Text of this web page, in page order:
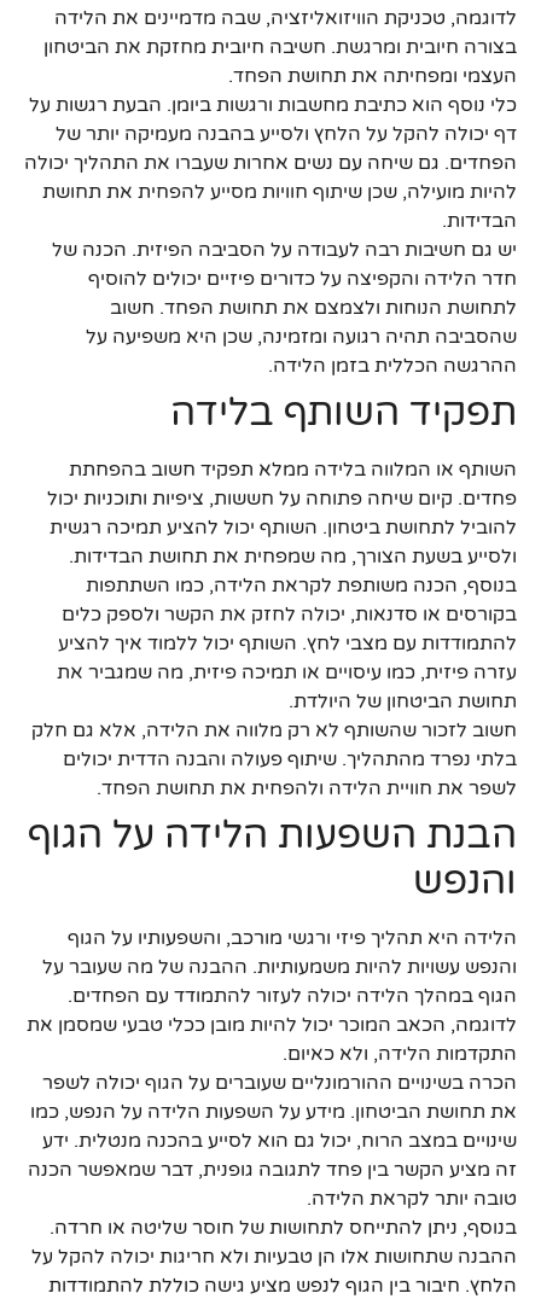
לדוגמה, טכניקת הוויזואליזציה, שבה מדמיינים את הלידה
בצורה חיובית ומרגשת. חשיבה חיובית מחזקת את הביטחון
העצמי ומפחיתה את תחושת הפחד.
כלי נוסף הוא כתיבת מחשבות ורגשות ביומן. הבעת רגשות על
דף יכולה להקל על הלחץ ולסייע בהבנה מעמיקה יותר של
הפחדים. גם שיחה עם נשים אחרות שעברו את התהליך יכולה
להיות מועילה, שכן שיתוף חוויות מסייע להפחית את תחושת
הבדידות.
יש גם חשיבות רבה לעבודה על הסביבה הפיזית. הכנה של
חדר הלידה והקפיצה על כדורים פיזיים יכולים להוסיף
לתחושת הנוחות ולצמצם את תחושת הפחד. חשוב
שהסביבה תהיה רגועה ומזמינה, שכן היא משפיעה על
ההרגשה הכללית בזמן הלידה.
תפקיד השותף בלידה
השותף או המלווה בלידה ממלא תפקיד חשוב בהפחתת
פחדים. קיום שיחה פתוחה על חששות, ציפיות ותוכניות יכול
להוביל לתחושת ביטחון. השותף יכול להציע תמיכה רגשית
ולסייע בשעת הצורך, מה שמפחית את תחושת הבדידות.
בנוסף, הכנה משותפת לקראת הלידה, כמו השתתפות
בקורסים או סדנאות, יכולה לחזק את הקשר ולספק כלים
להתמודדות עם מצבי לחץ. השותף יכול ללמוד איך להציע
עזרה פיזית, כמו עיסויים או תמיכה פיזית, מה שמגביר את
תחושת הביטחון של היולדת.
חשוב לזכור שהשותף לא רק מלווה את הלידה, אלא גם חלק
בלתי נפרד מהתהליך. שיתוף פעולה והבנה הדדית יכולים
לשפר את חוויית הלידה ולהפחית את תחושת הפחד.
הבנת השפעות הלידה על הגוף
והנפש
הלידה היא תהליך פיזי ורגשי מורכב, והשפעותיו על הגוף
והנפש עשויות להיות משמעותיות. ההבנה של מה שעובר על
הגוף במהלך הלידה יכולה לעזור להתמודד עם הפחדים.
לדוגמה, הכאב המוכר יכול להיות מובן ככלי טבעי שמסמן את
התקדמות הלידה, ולא כאיום.
הכרה בשינויים ההורמונליים שעוברים על הגוף יכולה לשפר
את תחושת הביטחון. מידע על השפעות הלידה על הנפש, כמו
שינויים במצב הרוח, יכול גם הוא לסייע בהכנה מנטלית. ידע
זה מציע הקשר בין פחד לתגובה גופנית, דבר שמאפשר הכנה
טובה יותר לקראת הלידה.
בנוסף, ניתן להתייחס לתחושות של חוסר שליטה או חרדה.
ההבנה שתחושות אלו הן טבעיות ולא חריגות יכולה להקל על
הלחץ. חיבור בין הגוף לנפש מציע גישה כוללת להתמודדות